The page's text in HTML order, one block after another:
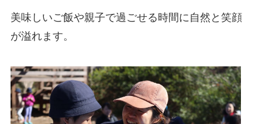
美味しいご飯や親子で過ごせる時間に自然と笑顔
が溢れます。